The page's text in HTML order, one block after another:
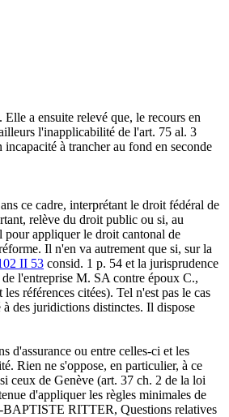
a ensuite relevé que, le recours en
l'inapplicabilité de l'art. 75 al. 3
incapacité à trancher au fond en seconde
ce cadre, interprétant le droit fédéral de
relève du droit public ou si, au
pour appliquer le droit cantonal de
Il n'en va autrement que si, sur la
II 53 consid. 1 p. 54 et la jurisprudence
l'entreprise M. SA contre époux C.,
références citées). Tel n'est pas le cas
des juridictions distinctes. Il dispose
d'assurance ou entre celles-ci et les
Rien ne s'oppose, en particulier, à ce
ceux de Genève (art. 37 ch. 2 de la loi
d'appliquer les règles minimales de
RITTER, Questions relatives